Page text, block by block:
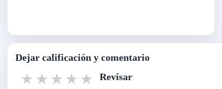
Dejar calificación y comentario
5 stars
4 stars
3 stars
2 stars
1 star Revisar